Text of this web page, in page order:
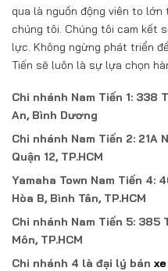
qua là nguồn động viên to
chúng tôi. Chúng tôi cam kết
lực. Không ngừng phát triển
Tiến sẽ luôn là sự lựa chọn
Chi nhánh Nam Tiến 1: 338
An, Bình Dương
Chi nhánh Nam Tiến 2: 21A
Quận 12, TP.HCM
Yamaha Town Nam Tiến 4:
Hòa B, Bình Tân, TP.HCM
Chi nhánh Nam Tiến 5: 385
Môn, TP.HCM
Chi nhánh 4 là đại lý bán xe